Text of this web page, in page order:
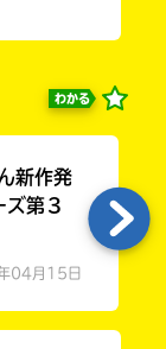
わかる
新作発
ズ第３
04月15日